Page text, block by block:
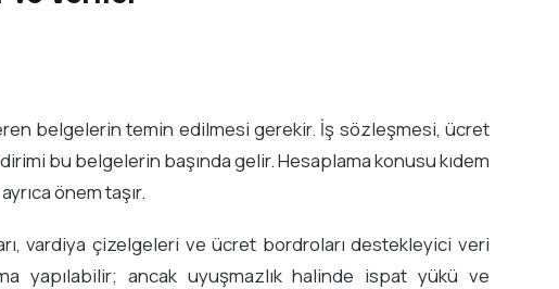
belgelerin temin edilmesi gerekir. İş sözleşmesi, ücret
bu belgelerin başında gelir. Hesaplama konusu kıdem
önem taşır.
vardiya çizelgeleri ve ücret bordroları destekleyici veri
yapılabilir; ancak uyuşmazlık halinde ispat yükü ve